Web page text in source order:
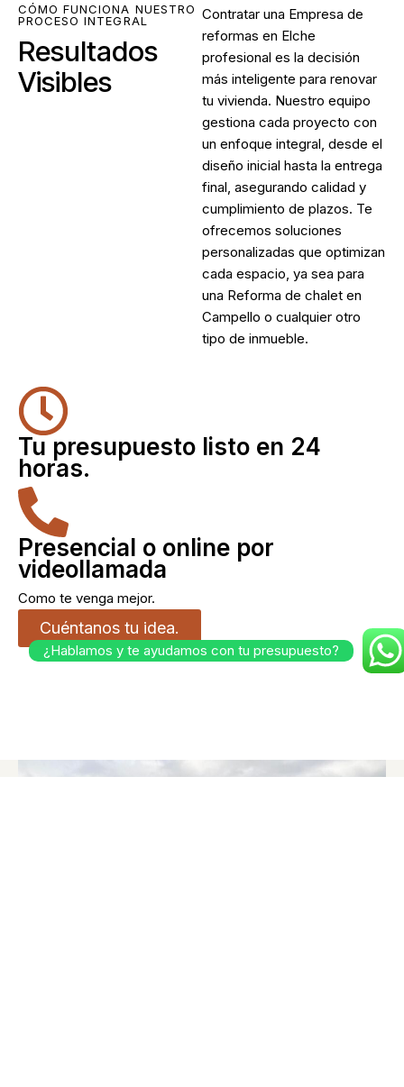
CÓMO FUNCIONA NUESTRO
PROCESO INTEGRAL
Resultados
Visibles
Contratar una Empresa de
reformas en Elche
profesional es la decisión
más inteligente para renovar
tu vivienda. Nuestro equipo
gestiona cada proyecto con
un enfoque integral, desde el
diseño inicial hasta la entrega
final, asegurando calidad y
cumplimiento de plazos. Te
ofrecemos soluciones
personalizadas que optimizan
cada espacio, ya sea para
una Reforma de chalet en
Campello o cualquier otro
tipo de inmueble.
Tu presupuesto listo en 24
horas.
Presencial o online por
videollamada
Como te venga mejor.
Cuéntanos tu idea.
¿Hablamos y te ayudamos con tu presupuesto?